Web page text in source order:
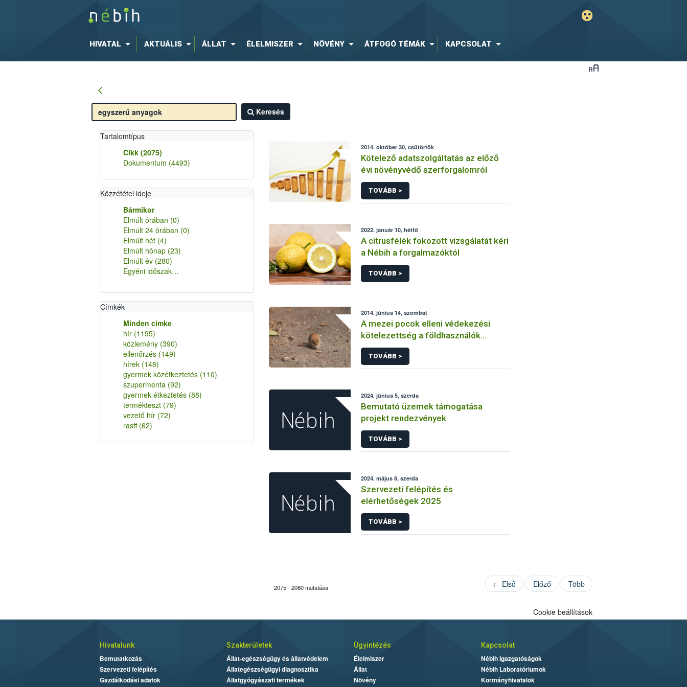
HIVATAL AKTUÁLIS ÁLLAT ÉLELMISZER NÖVÉNY ÁTFOGÓ TÉMÁK KAPCSOLAT
Keresés
Tartalomtípus
Cikk (2075)
Dokumentum (4493)
Közzététel ideje
Bármikor
Elmúlt órában (0)
Elmúlt 24 órában (0)
Elmúlt hét (4)
Elmúlt hónap (23)
Elmúlt év (280)
Egyéni időszak…
Címkék
Minden címke
hír (1195)
közlemény (390)
ellenőrzés (149)
hírek (148)
gyermek közétkeztetés (110)
szupermenta (92)
gyermek étkeztetés (88)
termékteszt (79)
vezető hír (72)
rasff (62)
2014. október 30, csütörtök
Kötelező adatszolgáltatás az előző
évi növényvédő szerforgalomról
TOVÁBB >
2022. január 10, hétfő
A citrusfélék fokozott vizsgálatát kéri
a Nébih a forgalmazóktól
TOVÁBB >
2014. június 14, szombat
A mezei pocok elleni védekezési
kötelezettség a földhasználók
kiemelt feladata
TOVÁBB >
2024. június 5, szerda
Bemutató üzemek támogatása
projekt rendezvények
TOVÁBB >
2024. május 8, szerda
Szervezeti felépítés és
elérhetőségek 2025
TOVÁBB >
2075 - 2080 mutatása ← Első Előző Több
Cookie beállítások
Hivatalunk
Bemutatkozás
Szervezeti felépítés
Gazdálkodási adatok
Szakterületek
Állat-egészségügy és állatvédelem
Állategészségügyi diagnosztika
Állatgyógyászati termékek
Ügyintézés
Élelmiszer
Állat
Növény
Kapcsolat
Nébih Igazgatóságok
Nébih Laboratóriumok
Kormányhivatalok